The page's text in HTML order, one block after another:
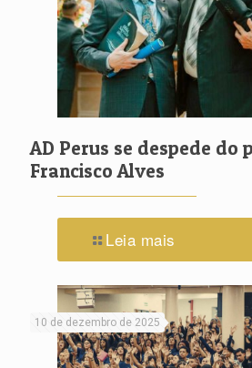
AD Perus se despede do
Francisco Alves
Leia mais
10 de dezembro de 2025